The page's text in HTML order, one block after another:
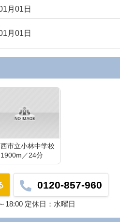
月01日
月01日
市立小林中学校
／24分
0120-857-960
18:00 定休日：水曜日